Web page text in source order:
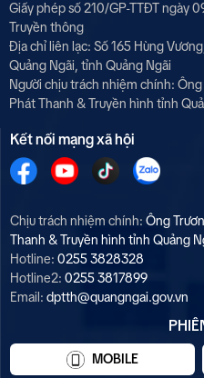
Giấy phép số 210/GP-TTĐT ngày
Truyền thông
Địa chỉ liên lạc: Số 165 Hùng
Quảng Ngãi, tỉnh Quảng Ngãi
Người chịu trách nhiệm chính:
Phát Thanh & Truyền hình tỉnh
Kết nối mạng xã hội
Chịu trách nhiệm chính: Ông
Thanh & Truyền hình tỉnh Quảng
Hotline: 0255 3828328
Hotline2: 0255 3817899
Email: dptth@quangngai.gov.vn
MOBILE